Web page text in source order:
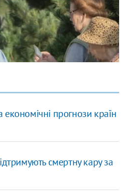
економічні прогнози країн
смертну кару за